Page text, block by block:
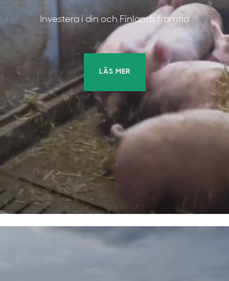
Investera i din och Finlands framtid
LÄS MER